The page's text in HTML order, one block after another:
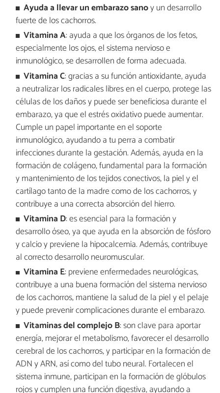
Ayuda a llevar un embarazo sanoy un desarrollo
fuerte de los cachorros.
Vitamina A: ayuda a que los órganos de los fetos,
especialmente los ojos, el sistema nervioso e
inmunológico, se desarrollen de forma adecuada.
Vitamina C: gracias a su función antioxidante, ayuda
a neutralizar los radicales libres en el cuerpo, protege las
células de los daños y puede ser beneficiosa durante el
embarazo, ya que el estrés oxidativo puede aumentar.
Cumple un papel importante en el soporte
inmunológico, ayudando a tu perra a combatir
infecciones durante la gestación. Además, ayuda en la
formación de colágeno, fundamental para la formación
y mantenimiento de los tejidos conectivos, la piel y el
cartílago tanto de la madre como de los cachorros, y
contribuye a una correcta absorción del hierro.
Vitamina D: es esencial para la formación y
desarrollo óseo, ya que ayuda en la absorción de fósforo
y calcio y previene la hipocalcemia. Además, contribuye
al correcto desarrollo neuromuscular.
Vitamina E: previene enfermedades neurológicas,
contribuye a una buena formación del sistema nervioso
de los cachorros, mantiene la salud de la piel y el pelaje
y puede prevenir complicaciones durante el embarazo.
Vitaminas del complejo B: son clave para aportar
energía, mejorar el metabolismo, favorecer el desarrollo
cerebral de los cachorros, y participar en la formación de
ADN y ARN, así como del tubo neural. Fortalecen el
sistema inmune, participan en la formación de glóbulos
rojos y cumplen una función digestiva, ayudando a